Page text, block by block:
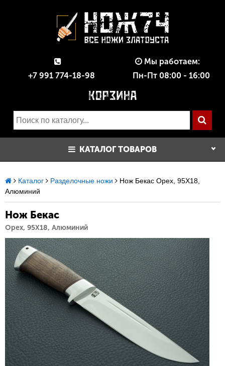
+7 991 774-18-98
Мы работаем:
Пн-Пт 08:00 - 16:00
КАТАЛОГ ТОВАРОВ
Каталог Разделочные ножи
Нож Бекас Орех, 95Х18,
Алюминий
Нож Бекас
Орех, 95Х18, Алюминий